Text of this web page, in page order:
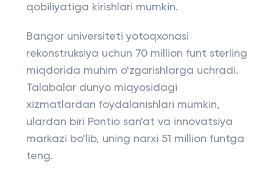
qobiliyatiga kirishlari mumkin.
Bangor universiteti yotoqxonasi
rekonstruksiya uchun 70 million funt sterling
miqdorida muhim o'zgarishlarga uchradi.
Talabalar dunyo miqyosidagi
xizmatlardan foydalanishlari mumkin,
ulardan biri Pontio san'at va innovatsiya
markazi bo'lib, uning narxi 51 million funtga
teng.